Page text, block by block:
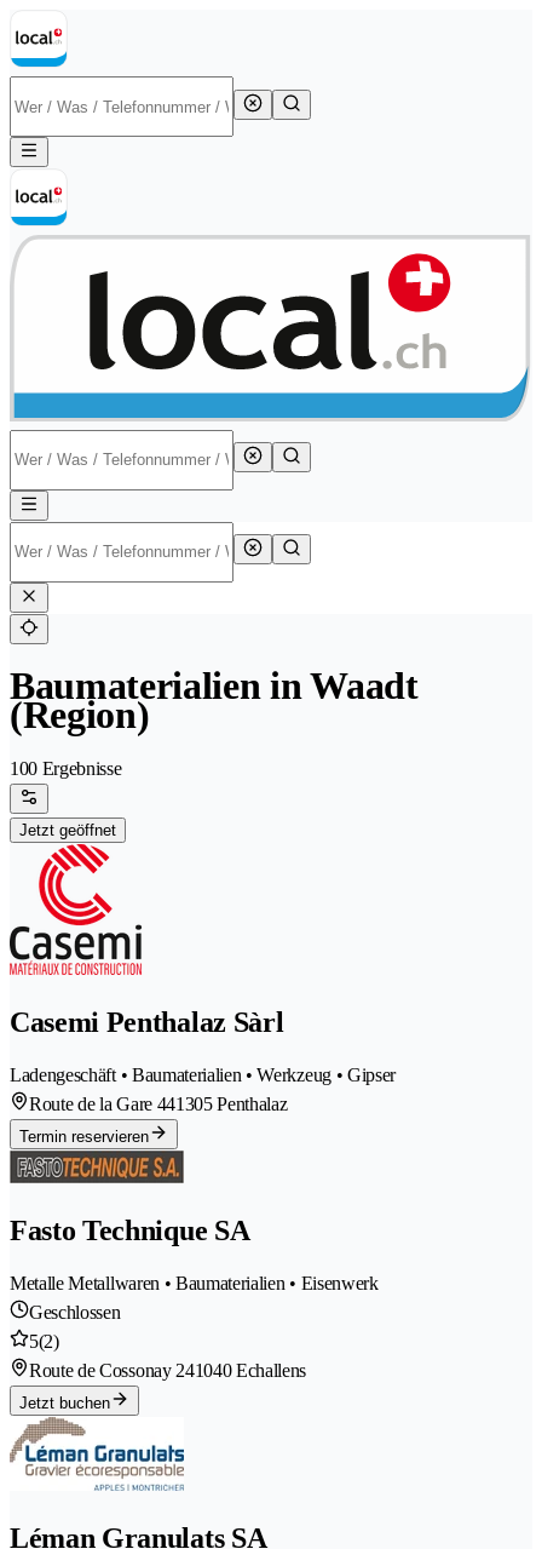
Baumaterialien in Waadt
(Region)
100 Ergebnisse
Jetzt geöffnet
Casemi Penthalaz Sàrl
Ladengeschäft • Baumaterialien • Werkzeug • Gipser
Route de la Gare 441305 Penthalaz
Termin reservieren
Fasto Technique SA
Metalle Metallwaren • Baumaterialien • Eisenwerk
Geschlossen
5(2)
Route de Cossonay 241040 Echallens
Jetzt buchen
Léman Granulats SA